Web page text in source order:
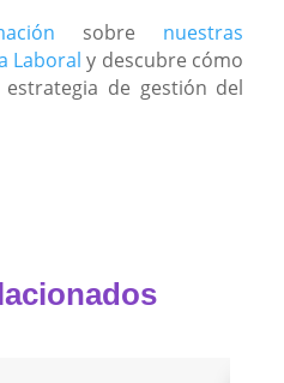
sobre nuestras
Laboraly descubre cómo
de gestión del